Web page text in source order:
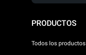
PRODUCTOS
Todos los productos